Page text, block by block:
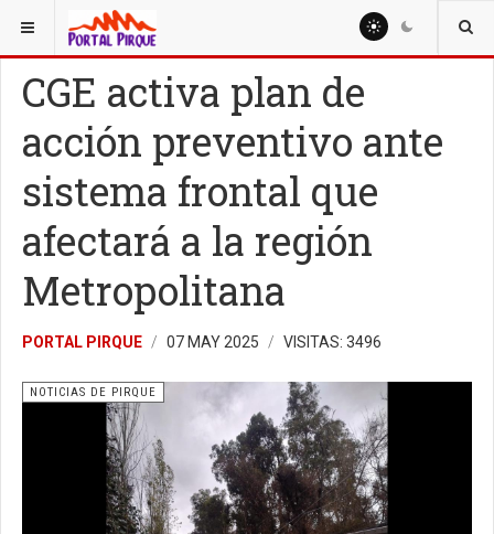
ESTÁ AQUÍ: NOTICIAS
CGE activa plan de
acción preventivo ante
sistema frontal que
afectará a la región
Metropolitana
PORTAL PIRQUE 07 MAY 2025 VISITAS: 3496
NOTICIAS DE PIRQUE